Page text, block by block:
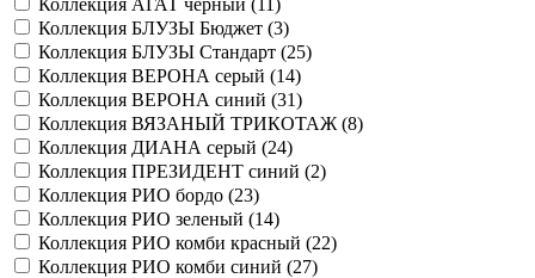
Коллекция АГАТ черный (
)
Коллекция БЛУЗЫ Бюджет (3)
Коллекция БЛУЗЫ Стандарт (25)
Коллекция ВЕРОНА серый (14)
Коллекция ВЕРОНА синий (31)
Коллекция ВЯЗАНЫЙ ТРИКОТАЖ (8)
Коллекция ДИАНА серый (24)
Коллекция ПРЕЗИДЕНТ синий (2)
Коллекция РИО бордо (23)
Коллекция РИО зеленый (14)
Коллекция РИО комби красный (22)
Коллекция РИО комби синий (27)